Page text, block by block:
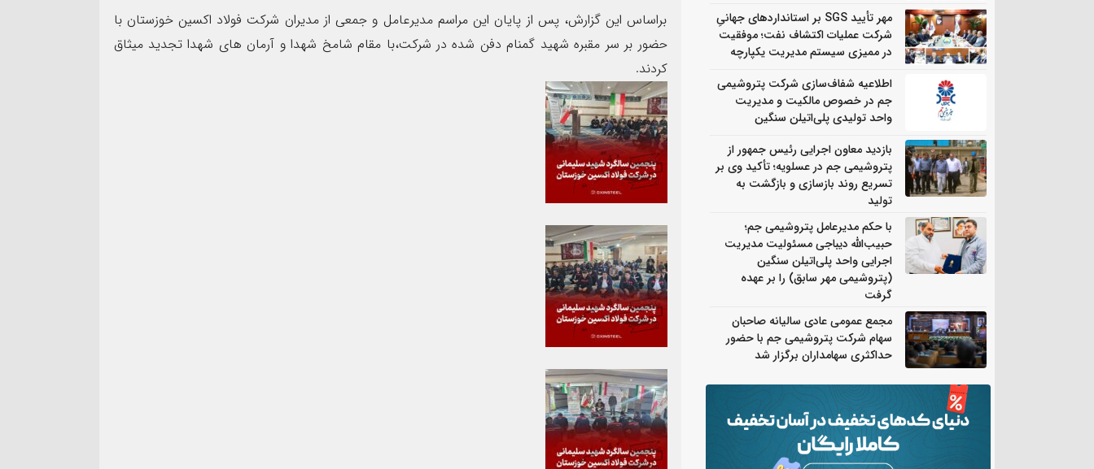
براساس این گزارش، پس از پایان این مراسم مدیرعامل و جمعی از مدیران شرکت فولاد اکسین خوزستان با
حضور بر سر مقبره شهید گمنام دفن شده در شرکت،با مقام شامخ شهدا و آرمان های شهدا تجدید میثاق
کردند.
مهر تأیید SGS بر استانداردهای جهانیِ
شرکت عملیات اکتشاف نفت؛ موفقیت
در ممیزی سیستم مدیریت یکپارچه
اطلاعیه شفاف‌سازی شرکت پتروشیمی
جم در خصوص مالکیت و مدیریت
واحد تولیدی پلی‌اتیلن سنگین
بازدید معاون اجرایی رئیس جمهور از
پتروشیمی جم در عسلویه؛ تأکید وی بر
تسریع روند بازسازی و بازگشت به
تولید
با حکم مدیرعامل پتروشیمی جم؛
حبیب‌الله دیباجی مسئولیت مدیریت
اجرایی واحد پلی‌اتیلن سنگین
(پتروشیمی مهر سابق) را بر عهده
گرفت
مجمع عمومی عادی سالیانه صاحبان
سهام شرکت پتروشیمی جم با حضور
حداکثری سهامداران برگزار شد